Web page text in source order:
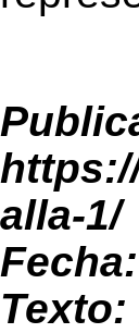
alla-1/